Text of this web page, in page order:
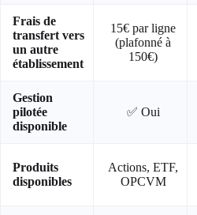
Frais de
transfert vers
un autre
établissement
15€ par ligne
(plafonné à
150€)
Gestion
pilotée
disponible
✅ Oui
Produits
disponibles
Actions, ETF,
OPCVM